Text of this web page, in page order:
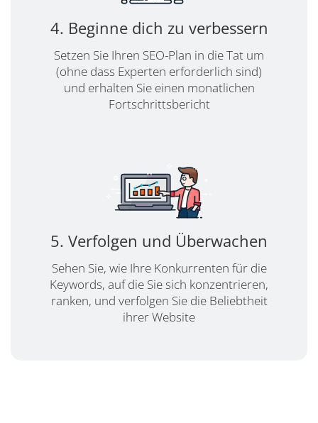
4. Beginne dich zu verbessern
Setzen Sie Ihren SEO-Plan in die Tat um
(ohne dass Experten erforderlich sind)
und erhalten Sie einen monatlichen
Fortschrittsbericht
5. Verfolgen und Überwachen
Sehen Sie, wie Ihre Konkurrenten für die
Keywords, auf die Sie sich konzentrieren,
ranken, und verfolgen Sie die Beliebtheit
ihrer Website